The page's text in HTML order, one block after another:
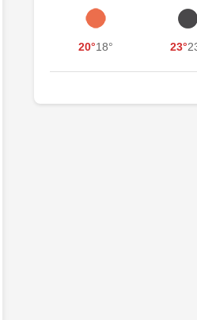
20°18° 23°